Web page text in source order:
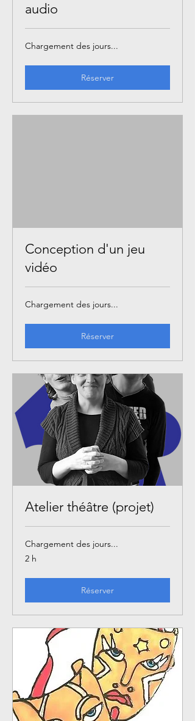
audio
Chargement des jours...
Réserver
Conception d'un jeu
vidéo
Chargement des jours...
Réserver
Atelier théâtre (projet)
Chargement des jours...
2 h
Réserver